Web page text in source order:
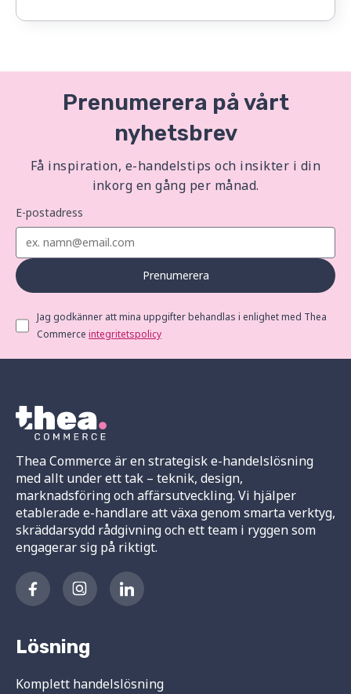
Prenumerera på vårt
nyhetsbrev
Få inspiration, e-handelstips och insikter i din
inkorg en gång per månad.
E-postadress
Prenumerera
Jag godkänner att mina uppgifter behandlas i enlighet med Thea
Commerceintegritetspolicy
Thea Commerce är en strategisk e-handelslösning
med allt under ett tak – teknik, design,
marknadsföring och affärsutveckling. Vi hjälper
etablerade e-handlare att växa genom smarta verktyg,
skräddarsydd rådgivning och ett team i ryggen som
engagerar sig på riktigt.
Lösning
Komplett handelslösning